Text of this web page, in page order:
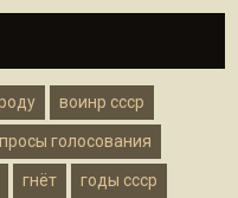
воинр ссср
голосования
гнёт годы ссср